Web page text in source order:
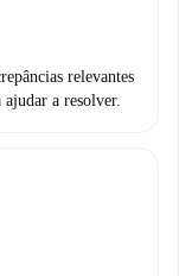
relevantes
a resolver.